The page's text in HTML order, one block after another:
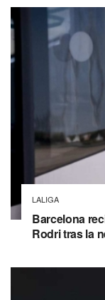
LALIGA
Barcelona
Rodri tras la